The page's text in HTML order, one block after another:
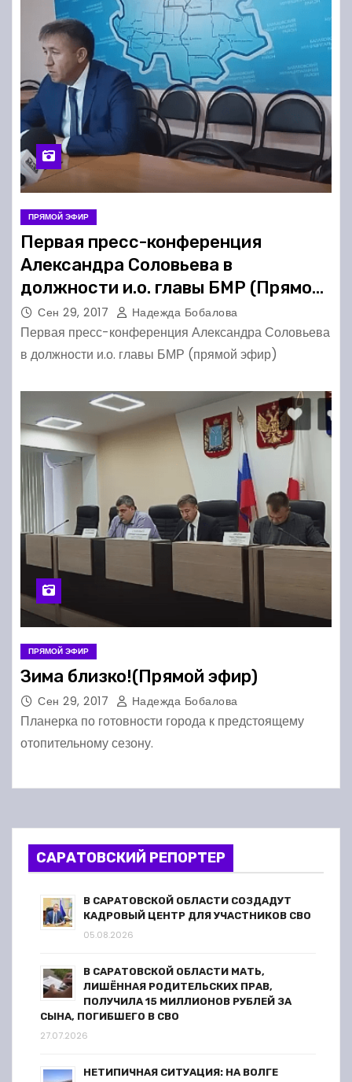
ПРЯМОЙ ЭФИР
Первая пресс-конференция
Александра Соловьева в
должности и.о. главы БМР (Прямой
эфир)
Сен 29, 2017 Надежда Бобалова
Первая пресс-конференция Александра Соловьева
в должности и.о. главы БМР (прямой эфир)
ПРЯМОЙ ЭФИР
Зима близко!(Прямой эфир)
Сен 29, 2017 Надежда Бобалова
Планерка по готовности города к предстоящему
отопительному сезону.
САРАТОВСКИЙ РЕПОРТЕР
В САРАТОВСКОЙ ОБЛАСТИ СОЗДАДУТ
КАДРОВЫЙ ЦЕНТР ДЛЯ УЧАСТНИКОВ СВО
05.08.2026
В САРАТОВСКОЙ ОБЛАСТИ МАТЬ,
ЛИШЁННАЯ РОДИТЕЛЬСКИХ ПРАВ,
ПОЛУЧИЛА 15 МИЛЛИОНОВ РУБЛЕЙ ЗА
СЫНА, ПОГИБШЕГО В СВО
27.07.2026
НЕТИПИЧНАЯ СИТУАЦИЯ: НА ВОЛГЕ